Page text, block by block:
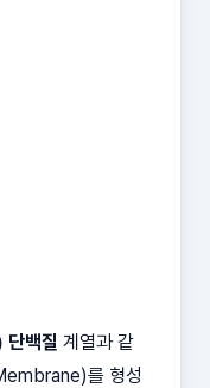
백질 계열과 같
를 형성